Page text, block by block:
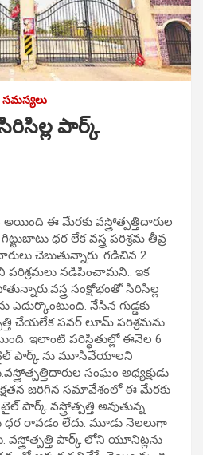
సమస్యలు
పార్క్
ఈ మేరకు వస్త్రోత్పత్తిదారుల
ధర లేక వస్త్ర పరిశ్రమ తీవ్ర
చెబుతున్నారు. గడిచిన 2
పరిశ్రమలు నడిపించామని.. ఇక
సంక్షోభంతో సిరిసిల్ల
నేసిన గుడ్డకు
చేయలేక పవర్ లూమ్ పరిశ్రమను
ఇలాంటి పరిస్థితుల్లో ఈనెల 6
టైల్ పార్క్ ను మూసివేయాలని
సంఘం అధ్యక్షుడు
జరిగిన సమావేశంలో ఈ మేరకు
పార్క్ వస్త్రోత్పత్తి అవుతున్న
ధర రావడం లేదు. మూడు నెలలుగా
పార్క్ లోని యూనిట్లను